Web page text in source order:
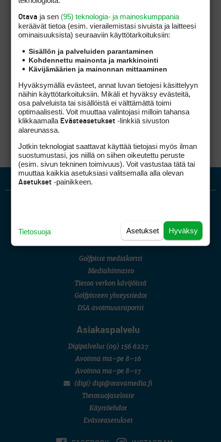
Eikä tuollakaan ole mitään merkitystä, koska
koko lavan träkkääminen on äärettömän pieni
sivujuonne koko laitteen antamassa infossa.
Laskentaa tarvitaan aina, mutta on aivan eri
itsestään, kuin laskea (arvata) ensimmäisen
muuttujan arvoja aivan toisesta mittauksesta.
Toinen on puhdasta matematiikkaa, toinen on
arvio joka perustuu johonkin
(todentamattomaan) teoriaan.
Golfpiste mediakortti
Mediahinnasto
Tietoa verkon kävijöistä
Golfpisteen yhteystiedot
DSA avoimuusraportti
Asiakaspalvelu
Digipalvelut (09) 156 6227
Avoinna ma–pe 8–16
Avoinna ma–pe 8–17
(digi) digi@otavamedia.fi
Tietosuojaseloste
Käyttöehdot
Evästeasetukset
Otava ja sen (95) teknologia- ja mainoskumppania
keräävät tietoa (esim. vierailemis­tasi sivuista ja laitteesi
ominaisuuk­sista) seuraaviin käyttötarkoituksiin:
Sisällön ja palveluiden parantaminen
Kohdennettu mainonta ja markkinointi
Kävijämäärien ja mainonnan mittaaminen
Hyväksymällä evästeet, annat luvan tietojesi käsittelyyn
näihin käyttötarkoituksiin. Mikäli et hyväksy evästeitä,
osa palveluista tai sisällöistä ei välttämättä toimi
optimaalisesti. Voit muuttaa valintojasi milloin tahansa
klikkaamalla Evästeasetukset -linkkiä sivuston
alareunassa.
Jotkin teknologiat saattavat käyttää tietojasi myös ilman
suostumustasi, jos niillä on siihen oikeutettu peruste
(esim. sivun tekninen toimivuus). Voit vastustaa tätä tai
muuttaa kaikkia asetuksiasi valitsemalla alla olevan
Asetukset -painikkeen.
Hyväksy
Asetukset
Tietosuoja